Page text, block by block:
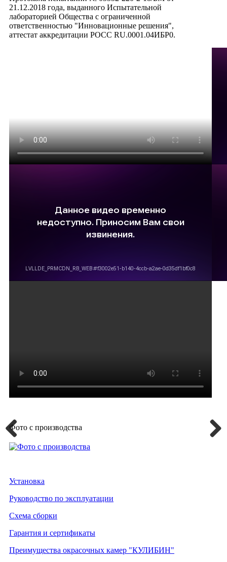
21.12.2018 года, выданного Испытательной
лабораторией Общества с ограниченной
ответственностью "Инновационные решения",
аттестат аккредитации РОСС RU.0001.04ИБР0.
Фото с производства
Установка
Руководство по эксплуатации
Схема сборки
Гарантия и сертификаты
Преимущества окрасочных камер "КУЛИБИН"
Previous